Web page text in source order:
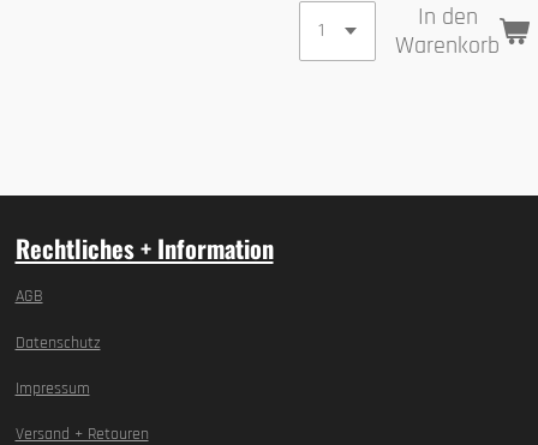
In den
Warenkorb
Rechtliches + Information
AGB
Datenschutz
Impressum
Versand + Retouren